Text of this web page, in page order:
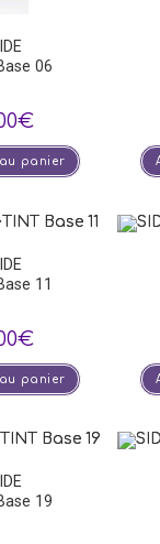
06
€
panier
11
€
panier
19